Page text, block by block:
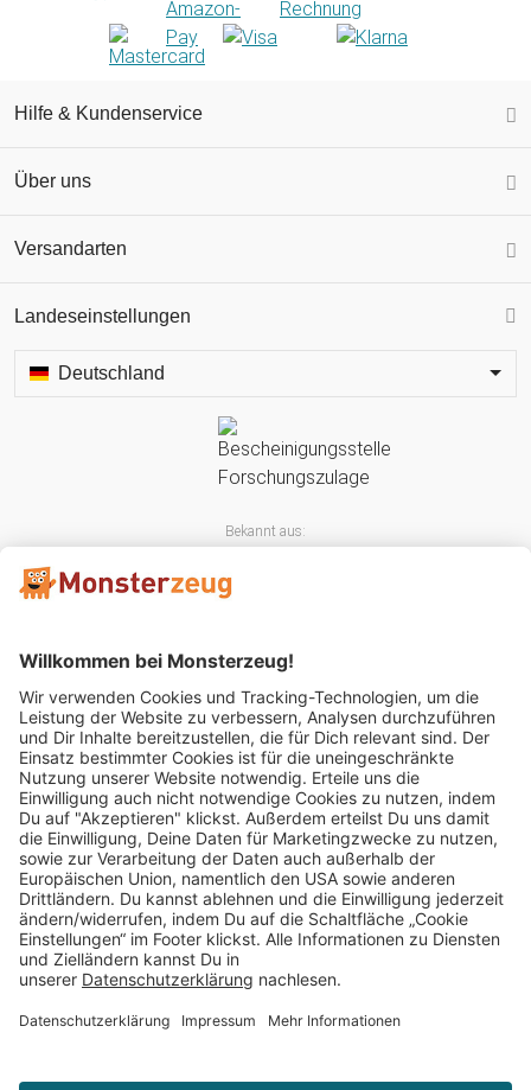
Hilfe & Kundenservice
Über uns
Versandarten
Landeseinstellungen
Deutschland
Bekannt aus:
Mitglied im:
Impressum AGB Widerrufsbelehrung